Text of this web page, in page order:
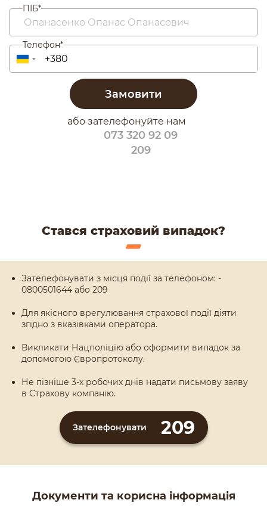
ПІБ*
Телефон*
▼
Замовити
або зателефонуйте нам
073 320 92 09
209
Стався страховий випадок?
Зателефонувати з місця події за телефоном: -
0800501644 або 209
Для якісного врегулювання страхової події діяти
згідно з вказівками оператора.
Викликати Нацполіцію або оформити випадок за
допомогою Європротоколу.
Не пізніше 3-х робочих днів надати письмову заяву
в Страхову компанію.
Зателефонувати 209
Документи та корисна інформація